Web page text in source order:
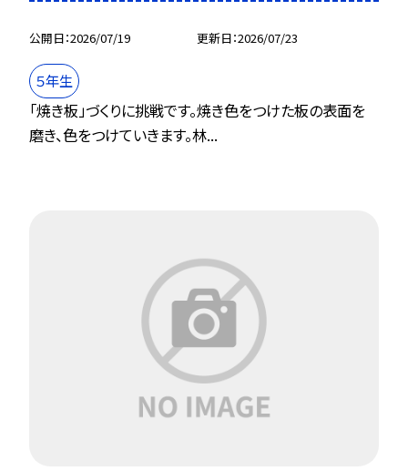
公開日 2026/07/19 更新日 2026/07/23
５年生
「焼き板」づくりに挑戦です。焼き色をつけた板の表面を
磨き、色をつけていきます。林...